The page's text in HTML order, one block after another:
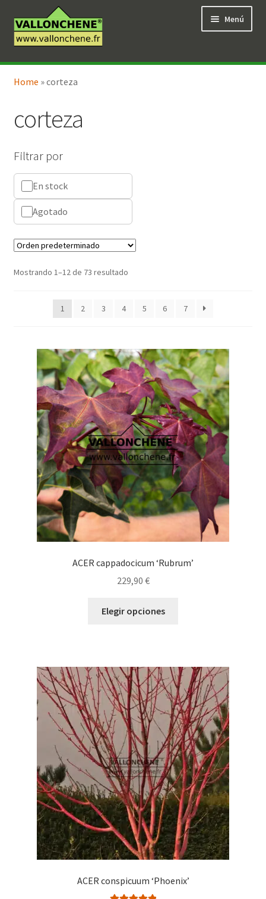
a
la
al
contenido
Menú
Tienda en línea
Home »corteza
corteza
Filtrar por
En stock
Agotado
Mostrando 1–12 de 73 resultado
1 2 3 4 5 6 7
ACER cappadocicum ‘Rubrum’
229,90 €
Elegir opciones
variantes.
Las
opciones
se
pueden
elegir
en
la
página
de
producto
ACER conspicuum ‘Phoenix’